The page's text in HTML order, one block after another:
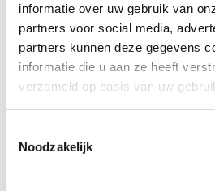
informatie over uw gebruik van
partners voor social media,
partners kunnen deze gegevens
informatie die u aan ze heeft
verzameld op basis van uw
Noodzakelijk
Maak kennis met Samar
Samar Alkhaled is een
vrouw met een indrukwekkend